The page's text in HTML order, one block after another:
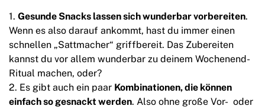
Gesunde Snacks lassen sich wunderbar vorbereiten.
Wenn es also darauf ankommt, hast du immer einen
schnellen „Sattmacher“ griffbereit. Das Zubereiten
kannst du vor allem wunderbar zu deinem Wochenend-
Ritual machen, oder?
Es gibt auch ein paar Kombinationen, die können
einfach so gesnackt werden. Also ohne große Vor- oder